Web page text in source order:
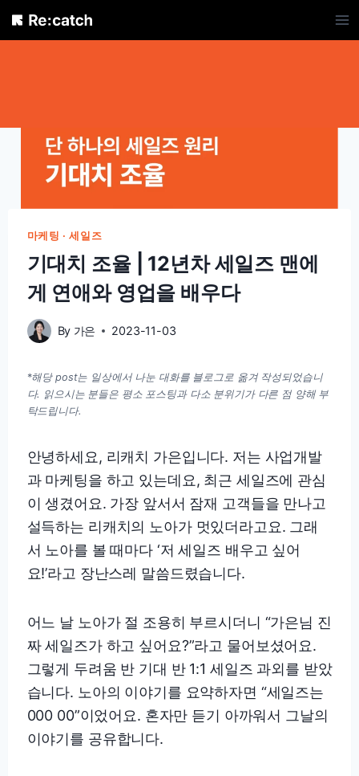
Skip
마케팅 · 세일즈
기대치 조율 | 12년차 세일즈 맨에
게 연애와 영업을 배우다
By 가은 2023-11-03
*해당 post는 일상에서 나눈 대화를 블로그로 옮겨 작성되었습니
다. 읽으시는 분들은 평소 포스팅과 다소 분위기가 다른 점 양해 부
탁드립니다.
안녕하세요, 리캐치 가은입니다. 저는 사업개발
과 마케팅을 하고 있는데요, 최근 세일즈에 관심
이 생겼어요. 가장 앞서서 잠재 고객들을 만나고
설득하는 리캐치의 노아가 멋있더라고요. 그래
서 노아를 볼 때마다 ‘저 세일즈 배우고 싶어
요!’라고 장난스레 말씀드렸습니다.
어느 날 노아가 절 조용히 부르시더니 “가은님 진
짜 세일즈가 하고 싶어요?”라고 물어보셨어요.
그렇게 두려움 반 기대 반 1:1 세일즈 과외를 받았
습니다. 노아의 이야기를 요약하자면 “세일즈는
000 00”이었어요. 혼자만 듣기 아까워서 그날의
이야기를 공유합니다.